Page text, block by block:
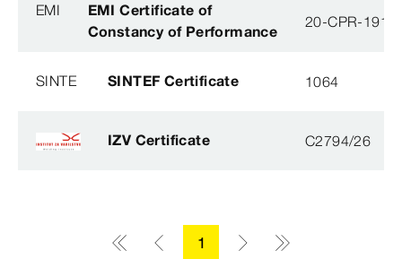
EMI
EMI Certificate of
Constancy of Performance
20-CPR-191-
SINTE SINTEF Certificate 1064
IZV Certificate C2794/26
1